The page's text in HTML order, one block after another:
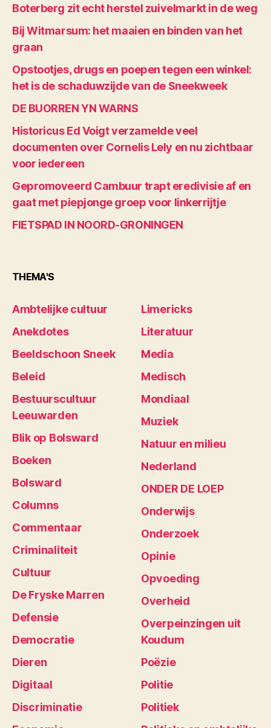
Boterberg zit echt herstel zuivelmarkt in de weg
Bij Witmarsum: het maaien en binden van het
graan
Opstootjes, drugs en poepen tegen een winkel:
het is de schaduwzijde van de Sneekweek
DE BUORREN YN WARNS
Historicus Ed Voigt verzamelde veel
documenten over Cornelis Lely en nu zichtbaar
voor iedereen
Gepromoveerd Cambuur trapt eredivisie af en
gaat met piepjonge groep voor linkerrijtje
FIETSPAD IN NOORD-GRONINGEN
THEMA'S
Ambtelijke cultuur
Anekdotes
Beeldschoon Sneek
Beleid
Bestuurscultuur
Leeuwarden
Blik op Bolsward
Boeken
Bolsward
Columns
Commentaar
Criminaliteit
Cultuur
De Fryske Marren
Defensie
Democratie
Dieren
Digitaal
Discriminatie
Limericks
Literatuur
Media
Medisch
Mondiaal
Muziek
Natuur en milieu
Nederland
ONDER DE LOEP
Onderwijs
Onderzoek
Opinie
Opvoeding
Overheid
Overpeinzingen uit
Koudum
Poëzie
Politie
Politiek